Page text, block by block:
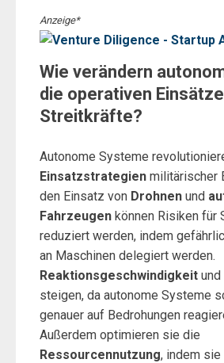
Anzeige*
Wie verändern
die operativen
Streitkräfte?
Autonome Systeme
Einsatzstrategien militärischer
den Einsatz von Drohnen und
Fahrzeugen können Risiken für
reduziert werden, indem
an Maschinen delegiert werden.
Reaktionsgeschwindigkeit und
steigen, da autonome Systeme
genauer auf Bedrohungen
Außerdem optimieren sie die
Ressourcennutzung, indem